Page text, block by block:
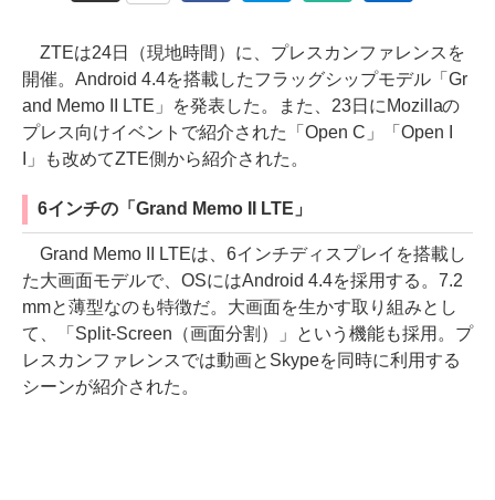
ZTEは24日（現地時間）に、プレスカンファレンスを
開催。Android 4.4を搭載したフラッグシップモデル「Gr
and Memo II LTE」を発表した。また、23日にMozillaの
プレス向けイベントで紹介された「Open C」「Open I
I」も改めてZTE側から紹介された。
6インチの「Grand Memo II LTE」
Grand Memo II LTEは、6インチディスプレイを搭載し
た大画面モデルで、OSにはAndroid 4.4を採用する。7.2
mmと薄型なのも特徴だ。大画面を生かす取り組みとし
て、「Split-Screen（画面分割）」という機能も採用。プ
レスカンファレンスでは動画とSkypeを同時に利用する
シーンが紹介された。